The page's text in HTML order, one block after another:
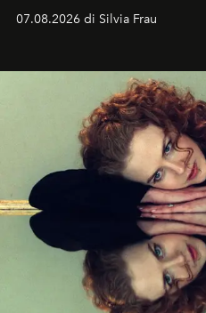
cognizione del tempo. Ma
07.08.2026 di Silvia Frau